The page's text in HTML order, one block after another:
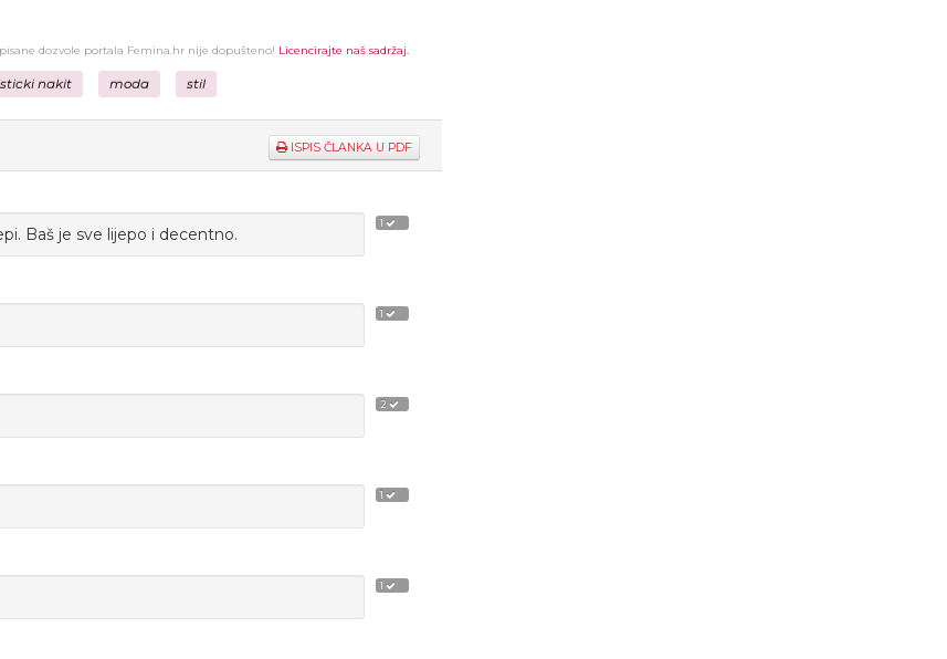
dozvole portala Femina.hr nije dopušteno! Licencirajte naš sadržaj.
nakit moda stil
ISPIS ČLANKA U PDF
1
Baš je sve lijepo i decentno.
1
2
1
1